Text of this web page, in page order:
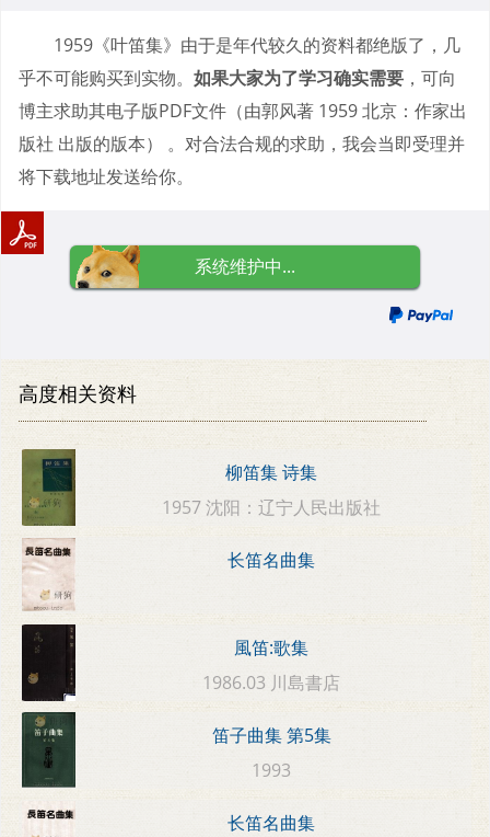
1959《叶笛集》由于是年代较久的资料都绝版了，几
乎不可能购买到实物。 如果大家为了学习确实需要 ，可向
博主求助其电子版PDF文件（由郭风著 1959 北京：作家出
版社 出版的版本） 。对合法合规的求助，我会当即受理并
将下载地址发送给你。
系统维护中...
高度相关资料
柳笛集 诗集
1957 沈阳：辽宁人民出版社
长笛名曲集
風笛:歌集
1986.03 川島書店
笛子曲集 第5集
1993
长笛名曲集